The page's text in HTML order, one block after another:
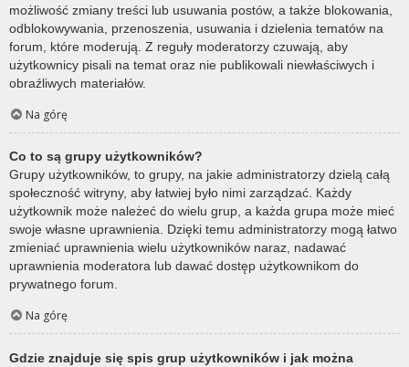
możliwość zmiany treści lub usuwania postów, a także blokowania,
odblokowywania, przenoszenia, usuwania i dzielenia tematów na
forum, które moderują. Z reguły moderatorzy czuwają, aby
użytkownicy pisali na temat oraz nie publikowali niewłaściwych i
obraźliwych materiałów.
Na górę
Co to są grupy użytkowników?
Grupy użytkowników, to grupy, na jakie administratorzy dzielą całą
społeczność witryny, aby łatwiej było nimi zarządzać. Każdy
użytkownik może należeć do wielu grup, a każda grupa może mieć
swoje własne uprawnienia. Dzięki temu administratorzy mogą łatwo
zmieniać uprawnienia wielu użytkowników naraz, nadawać
uprawnienia moderatora lub dawać dostęp użytkownikom do
prywatnego forum.
Na górę
Gdzie znajduje się spis grup użytkowników i jak można